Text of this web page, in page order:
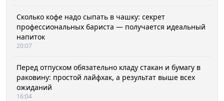
Сколько кофе надо сыпать в чашку: секрет
профессиональных бариста — получается идеальный
напиток
20:07
Перед отпуском обязательно кладу стакан и бумагу в
раковину: простой лайфхак, а результат выше всех
ожиданий
16:04